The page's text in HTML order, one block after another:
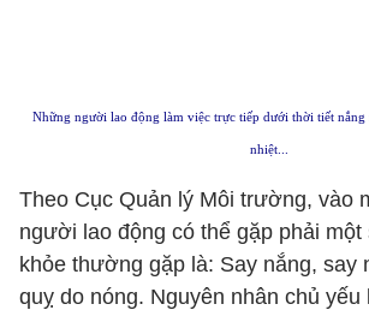
Những người lao động làm việc trực tiếp dưới thời tiết nắng
nhiệt...
Theo Cục Quản lý Môi trường, vào
người lao động có thể gặp phải
khỏe thường gặp là: Say nắng, say
quỵ do nóng. Nguyên nhân chủ yếu